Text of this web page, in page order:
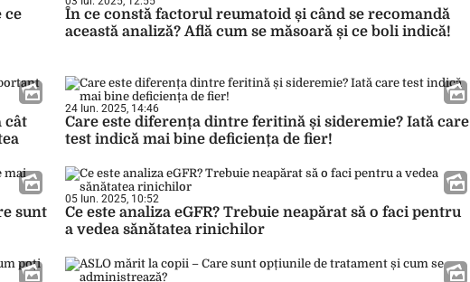
ce
În ce constă factorul reumatoid și când se recomandă
această analiză? Află cum se măsoară și ce boli indică!
cât
24 Iun. 2025, 14:46
Care este diferența dintre feritină și sideremie? Iată care
test indică mai bine deficiența de fier!
sunt
05 Iun. 2025, 10:52
Ce este analiza eGFR? Trebuie neapărat să o faci pentru
a vedea sănătatea rinichilor